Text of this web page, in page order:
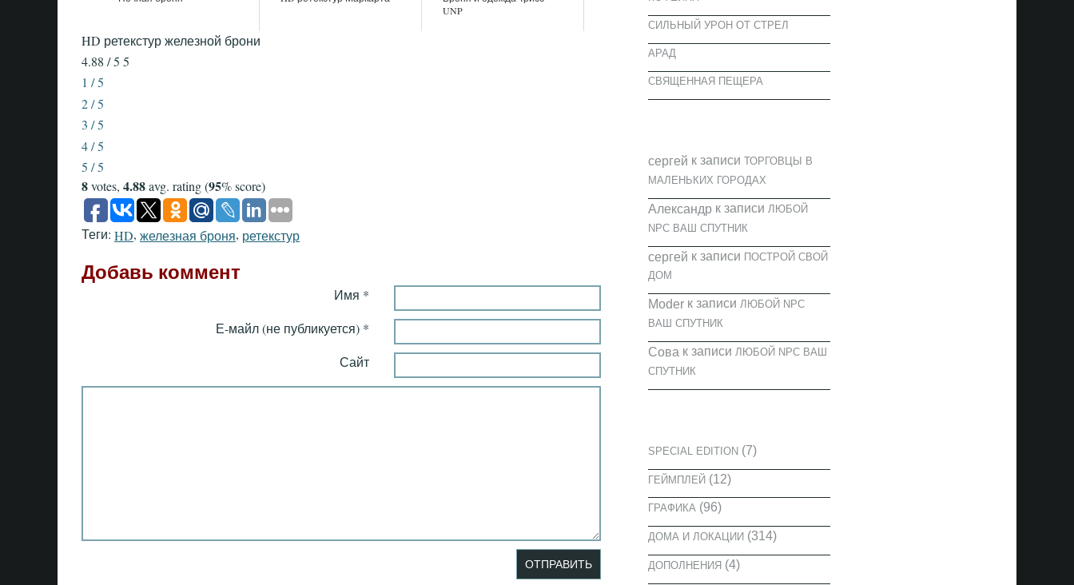
UNP
HD ретекстур железной брони
4.88 / 5 5
1 / 5
2 / 5
3 / 5
4 / 5
5 / 5
8votes, 4.88avg. rating (95% score)
Теги: HD, железная броня, ретекстур
Добавь коммент
Имя *
Е-майл (не публикуется) *
Сайт
CИЛЬНЫЙ УРОН ОТ СТРЕЛ
АРАД
СВЯЩЕННАЯ ПЕЩЕРА
cергей к записи ТОРГОВЦЫ В
МАЛЕНЬКИХ ГОРОДАХ
Александрк записи ЛЮБОЙ
NPC ВАШ СПУТНИК
cергей к записи ПОСТРОЙ СВОЙ
ДОМ
Moderк записи ЛЮБОЙ NPC
ВАШ СПУТНИК
Сова к записи ЛЮБОЙ NPC ВАШ
СПУТНИК
SPECIAL EDITION(7)
ГЕЙМПЛЕЙ(12)
ГРАФИКА (96)
ДОМА И ЛОКАЦИИ(314)
ДОПОЛНЕНИЯ(4)